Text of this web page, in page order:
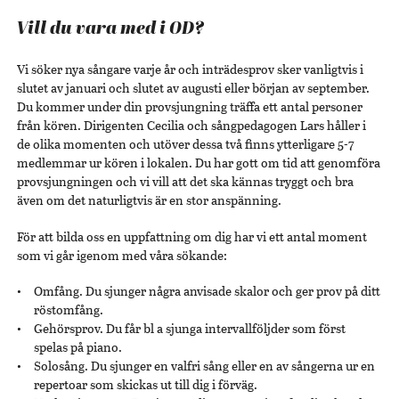
Vill du vara med i OD?
Vi söker nya sångare varje år och inträdesprov sker vanligtvis i
slutet av januari och slutet av augusti eller början av september.
Du kommer under din provsjungning träffa ett antal personer
från kören. Dirigenten Cecilia och sångpedagogen Lars håller i
de olika momenten och utöver dessa två finns ytterligare 5-7
medlemmar ur kören i lokalen. Du har gott om tid att genomföra
provsjungningen och vi vill att det ska kännas tryggt och bra
även om det naturligtvis är en stor anspänning.
För att bilda oss en uppfattning om dig har vi ett antal moment
som vi går igenom med våra sökande:
Omfång. Du sjunger några anvisade skalor och ger prov på ditt
röstomfång.
Gehörsprov. Du får bl a sjunga intervallföljder som först
spelas på piano.
Solosång. Du sjunger en valfri sång eller en av sångerna ur en
repertoar som skickas ut till dig i förväg.